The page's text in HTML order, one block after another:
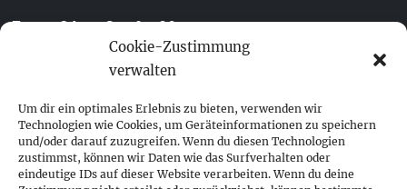
Cookie-Zustimmung
verwalten
Um dir ein optimales Erlebnis zu bieten, verwenden wir
Technologien wie Cookies, um Geräteinformationen zu speichern
und/oder darauf zuzugreifen. Wenn du diesen Technologien
zustimmst, können wir Daten wie das Surfverhalten oder
eindeutige IDs auf dieser Website verarbeiten. Wenn du deine
Franz-Ofner-Straße 20
A - 5020 Salzburg
fokus@fokus-design.com
Impressum
Datenschutz